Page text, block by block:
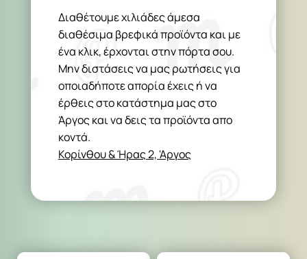
Διαθέτουμε χιλιάδες άμεσα
διαθέσιμα βρεφικά προϊόντα και με
ένα κλικ, έρχονται στην πόρτα σου.
Μην διστάσεις να μας ρωτήσεις για
οποιαδήποτε απορία έχεις ή να
έρθεις στο κατάστημα μας στο
Άργος και να δεις τα προϊόντα απο
κοντά.
Κορίνθου & Ήρας 2, 'Αργος